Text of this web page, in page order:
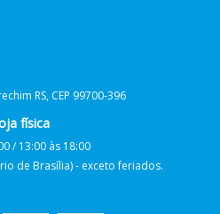
RS, CEP 99700-396
física
/ 13:00 às 18:00
de Brasília) - exceto feriados.